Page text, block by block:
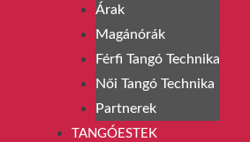
Árak
Magánórák
Férfi Tangó Technika
Női Tangó Technika
Partnerek
TANGÓESTEK